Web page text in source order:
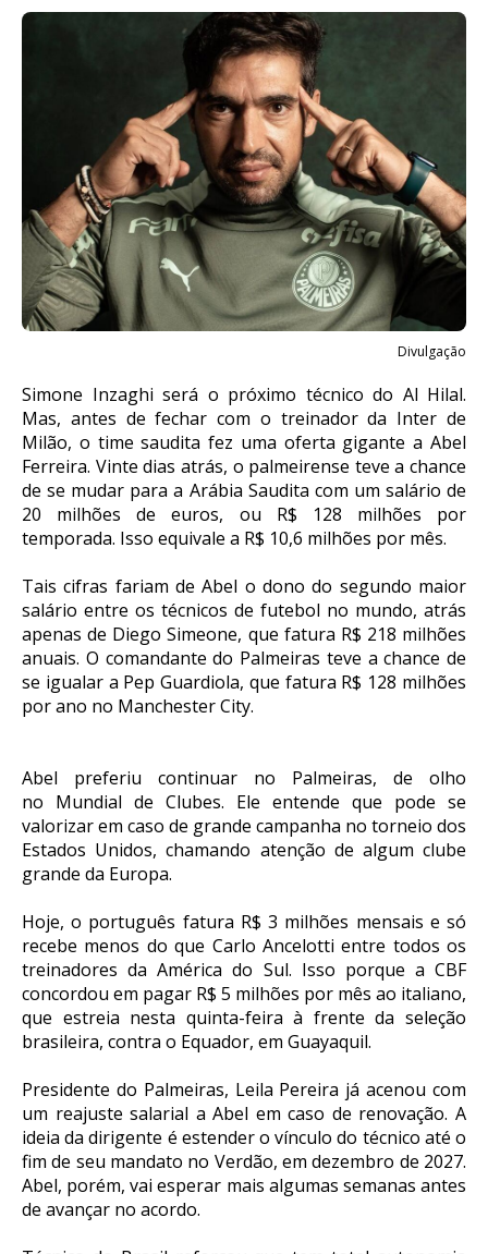
Divulgação
Simone Inzaghi será o próximo técnico do Al Hilal.
Mas, antes de fechar com o treinador da Inter de
Milão, o time saudita fez uma oferta gigante a Abel
Ferreira. Vinte dias atrás, o palmeirense teve a chance
de se mudar para a Arábia Saudita com um salário de
20 milhões de euros, ou R$ 128 milhões por
temporada. Isso equivale a R$ 10,6 milhões por mês.
Tais cifras fariam de Abel o dono do segundo maior
salário entre os técnicos de futebol no mundo, atrás
apenas de Diego Simeone, que fatura R$ 218 milhões
anuais. O comandante do Palmeiras teve a chance de
se igualar a Pep Guardiola, que fatura R$ 128 milhões
por ano no Manchester City.
Abel preferiu continuar no Palmeiras, de olho
no Mundial de Clubes. Ele entende que pode se
valorizar em caso de grande campanha no torneio dos
Estados Unidos, chamando atenção de algum clube
grande da Europa.
Hoje, o português fatura R$ 3 milhões mensais e só
recebe menos do que Carlo Ancelotti entre todos os
treinadores da América do Sul. Isso porque a CBF
concordou em pagar R$ 5 milhões por mês ao italiano,
que estreia nesta quinta-feira à frente da seleção
brasileira, contra o Equador, em Guayaquil.
Presidente do Palmeiras, Leila Pereira já acenou com
um reajuste salarial a Abel em caso de renovação. A
ideia da dirigente é estender o vínculo do técnico até o
fim de seu mandato no Verdão, em dezembro de 2027.
Abel, porém, vai esperar mais algumas semanas antes
de avançar no acordo.